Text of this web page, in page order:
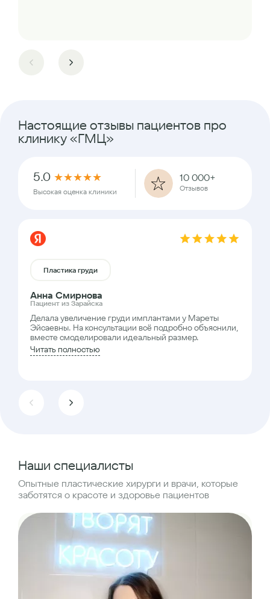
Настоящие отзывы пациентов про
клинику «ГМЦ»
5.0 ★★★★★
Высокая оценка клиники
10 000+
Отзывов
Пластика груди
Анна Смирнова
Пациент из Зарайска
Делала увеличение груди имплантами у Мареты
Эйсаевны. На консультации всё подробно объяснили,
вместе смоделировали идеальный размер.
Читать полностью
Наши специалисты
Опытные пластические хирурги и врачи, которые
заботятся о красоте и здоровье пациентов